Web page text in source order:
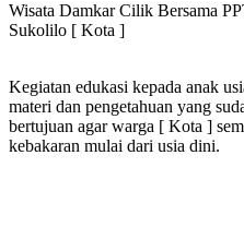
Wisata Damkar Cilik Bersama
Sukolilo [ Kota ]
Kegiatan edukasi kepada anak
materi dan pengetahuan yang
bertujuan agar warga [ Kota ]
kebakaran mulai dari usia dini.